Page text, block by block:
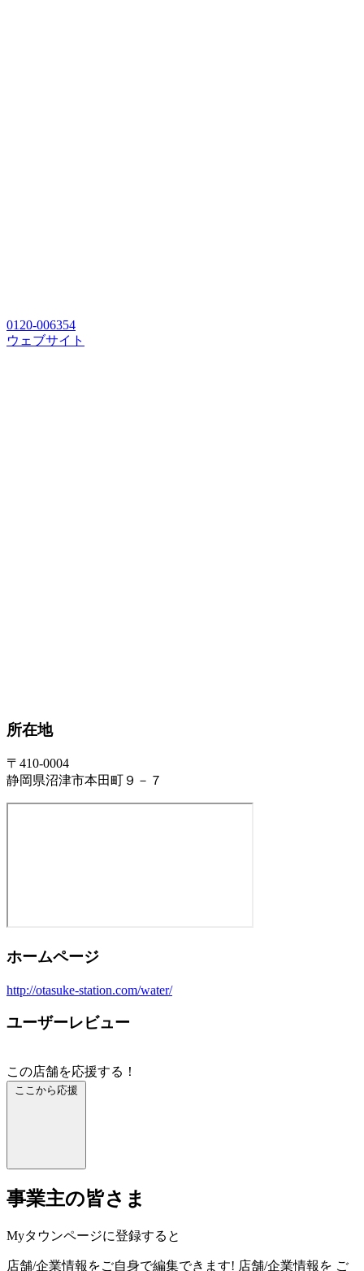
0120-006354
ウェブサイト
所在地
〒410-0004
静岡県沼津市本田町９－７
ホームページ
http://otasuke-station.com/water/
ユーザーレビュー
この店舗を応援する！
ここから応援
事業主の皆さま
Myタウンページに登録すると
店舗/企業情報をご自身で編集できます! 店舗/企業情報を ご